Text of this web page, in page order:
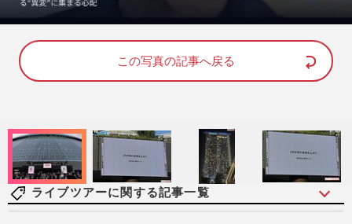
U
n
u
o
d
:
この写真の記事へ戻る
ライブツアーに関する記事一覧